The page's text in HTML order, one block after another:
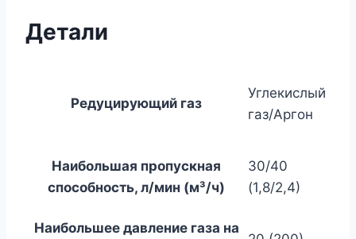
Детали
Редуцирующий газ
Углекислый
газ/Аргон
Наибольшая пропускная
способность, л/мин (м³/ч)
30/40
(1,8/2,4)
Наибольшее давление газа на